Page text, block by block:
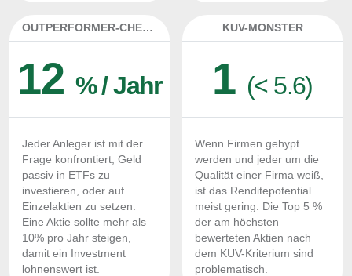
OUTPERFORMER-CHECK
12 % / Jahr
Jeder Anleger ist mit der
Frage konfrontiert, Geld
passiv in ETFs zu
investieren, oder auf
Einzelaktien zu setzen.
Eine Aktie sollte mehr als
10% pro Jahr steigen,
damit ein Investment
lohnenswert ist.
KUV-MONSTER
1 (< 5.6)
Wenn Firmen gehypt
werden und jeder um die
Qualität einer Firma weiß,
ist das Renditepotential
meist gering. Die Top 5 %
der am höchsten
bewerteten Aktien nach
dem KUV-Kriterium sind
problematisch.